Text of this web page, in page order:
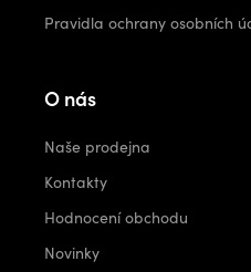
Pravidla ochrany osobních
O nás
Naše prodejna
Kontakty
Hodnocení obchodu
Novinky